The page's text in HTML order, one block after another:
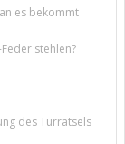
es bekommt
stehlen?
des Türrätsels